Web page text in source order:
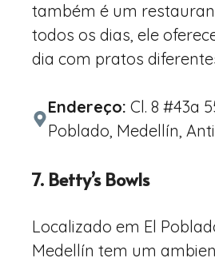
também é um
todos os dias, ele
dia com pratos
Endereço: Cl. 8 #43a
Poblado, Medellín,
7. Betty’s Bowls
Localizado em El
Medellín tem um